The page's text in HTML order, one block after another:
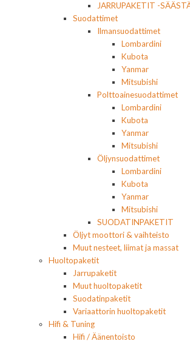
JARRUPAKETIT -
Suodattimet
Ilmansuodattimet
Lombardini
Kubota
Yanmar
Mitsubishi
Polttoainesuodattimet
Lombardini
Kubota
Yanmar
Mitsubishi
Öljynsuodattimet
Lombardini
Kubota
Yanmar
Mitsubishi
SUODATINPAKETIT
Öljyt moottori & vaihteisto
Muut nesteet, liimat ja massat
Huoltopaketit
Jarrupaketit
Muut huoltopaketit
Suodatinpaketit
Variaattorin huoltopaketit
Hifi & Tuning
Hifi / Äänentoisto